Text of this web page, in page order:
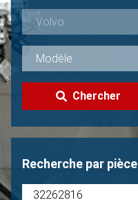
Chercher
Recherche par pièce